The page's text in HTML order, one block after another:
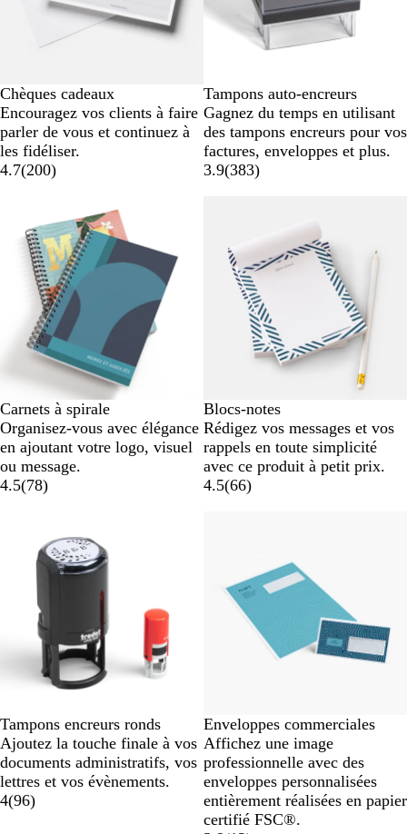
Chèques cadeaux
Encouragez vos clients à faire
parler de vous et continuez à
les fidéliser.
4.7(200)
Tampons auto-encreurs
Gagnez du temps en utilisant
des tampons encreurs pour vos
factures, enveloppes et plus.
3.9(383)
Carnets à spirale
Organisez-vous avec élégance
en ajoutant votre logo, visuel
ou message.
4.5(78)
Blocs-notes
Rédigez vos messages et vos
rappels en toute simplicité
avec ce produit à petit prix.
4.5(66)
Tampons encreurs ronds
Ajoutez la touche finale à vos
documents administratifs, vos
lettres et vos évènements.
4(96)
Enveloppes commerciales
Affichez une image
professionnelle avec des
enveloppes personnalisées
entièrement réalisées en papier
certifié FSC®.